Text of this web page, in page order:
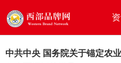
中共中央 国务院关于锚定农